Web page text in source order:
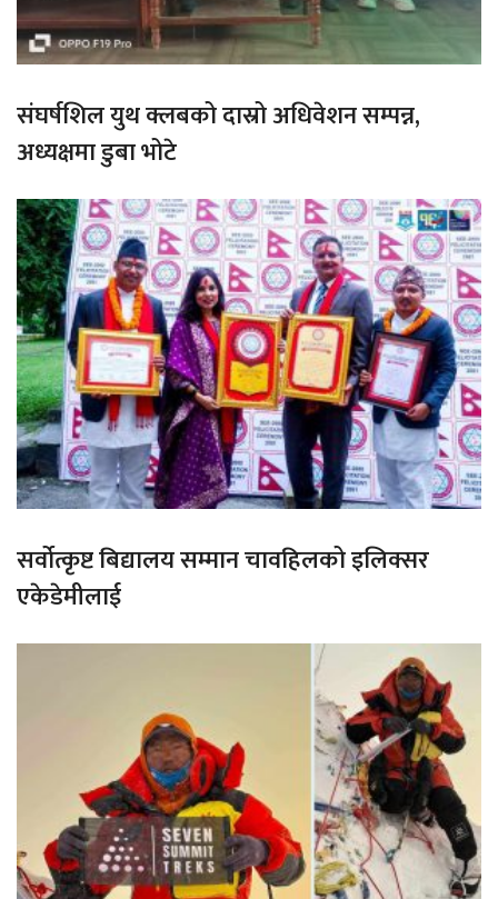
संघर्षशिल युथ क्लबको दास्रो अधिवेशन सम्पन्न,
अध्यक्षमा डुबा भोटे
सर्वोत्कृष्ट बिद्यालय सम्मान चावहिलको इलिक्सर
एकेडेमीलाई